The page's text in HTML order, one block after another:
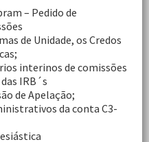
– Pedido de
de Unidade, os Credos
interinos de comissões
IRB´s
de Apelação;
da conta C3-